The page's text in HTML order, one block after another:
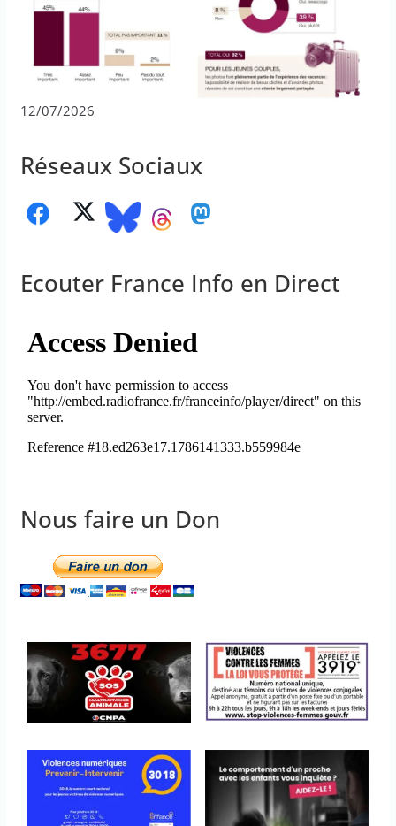
12/07/2026
Réseaux Sociaux
Ecouter France Info en Direct
Nous faire un Don